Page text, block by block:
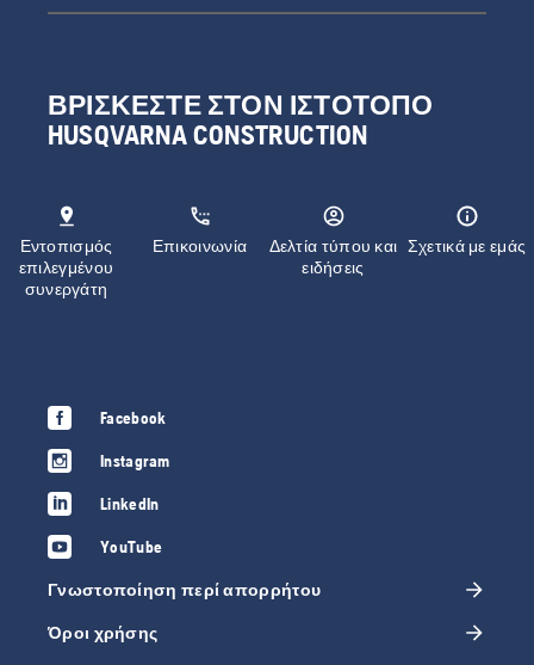
ΒΡΊΣΚΕΣΤΕ ΣΤΟΝ ΙΣΤΌΤΟΠΟ
HUSQVARNA CONSTRUCTION
Εντοπισμός
επιλεγμένου
συνεργάτη
Επικοινωνία
Δελτία τύπου και
ειδήσεις
Σχετικά με εμάς
Facebook
Instagram
LinkedIn
YouTube
Γνωστοποίηση περί απορρήτου
Όροι χρήσης